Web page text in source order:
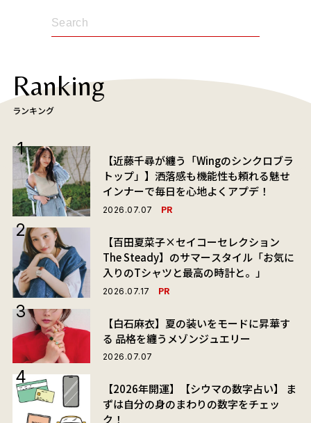
Ranking
ランキング
【近藤千尋が纏う「Wingのシンクロブラ
トップ」】洒落感も機能性も頼れる魅せ
インナーで毎日を心地よくアプデ！
2026.07.07 PR
【百田夏菜子×セイコーセレクション
The Steady】のサマースタイル「お気に
入りのTシャツと最高の時計と。」
2026.07.17 PR
【白石麻衣】夏の装いをモードに昇華す
る 品格を纏うメゾンジュエリー
2026.07.07
【2026年開運】【シウマの数字占い】 ま
ずは自分の身のまわりの数字をチェッ
ク！